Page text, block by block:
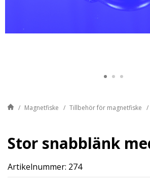
Magnetfiske Tillbehör för magnetfiske
Stor snabblänk
Artikelnummer: 274